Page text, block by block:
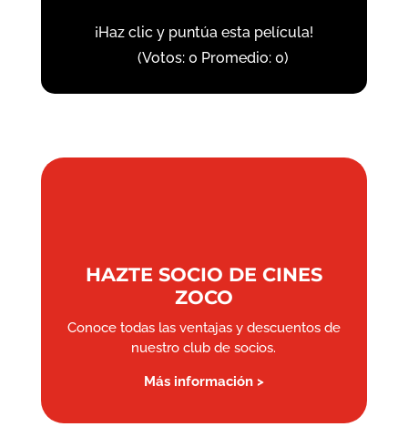
¡Haz clic y puntúa esta película!
(Votos: 0 Promedio: 0)
HAZTE SOCIO DE CINES
ZOCO
Conoce todas las ventajas y descuentos de
nuestro club de socios.
Más información >